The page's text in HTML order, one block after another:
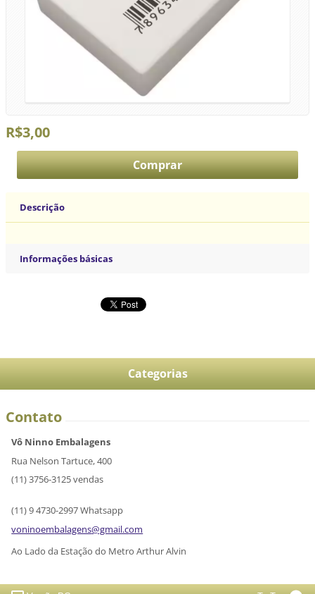
R$3,00
Descrição
Informações básicas
Categorias
Contato
Vô Ninno Embalagens
Rua Nelson Tartuce, 400
(11) 3756-3125 vendas
(11) 9 4730-2997 Whatsapp
voninoembalagens@gmail.com
Ao Lado da Estação do Metro Arthur Alvin